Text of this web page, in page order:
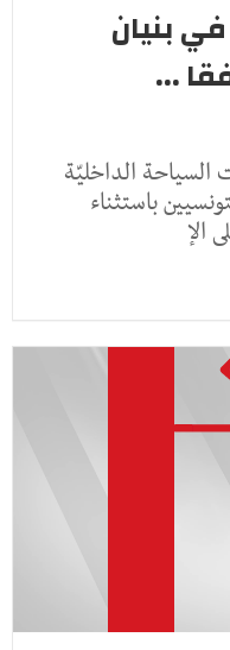
بنيان
...
الداخليّة
باستثناء
الإ